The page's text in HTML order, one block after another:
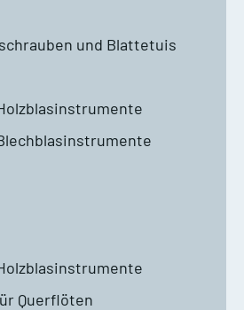
und Blattetuis
Querflöten